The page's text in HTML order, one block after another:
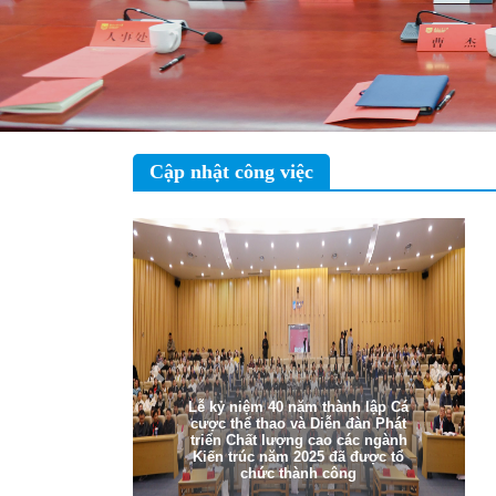
Lễ kỷ niệm 40 năm thành lập Cá
cược thể thao và Diễn đàn Phát
triển Chất lượng cao các ngành
Kiến trúc năm 2025 đã được tổ
chức thành công
Trước Tiếp
Cập nhật công việc